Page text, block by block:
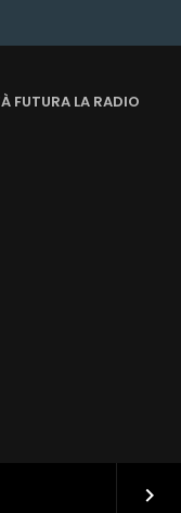
keyboard_arrow_right
FUTURA LA RADIO